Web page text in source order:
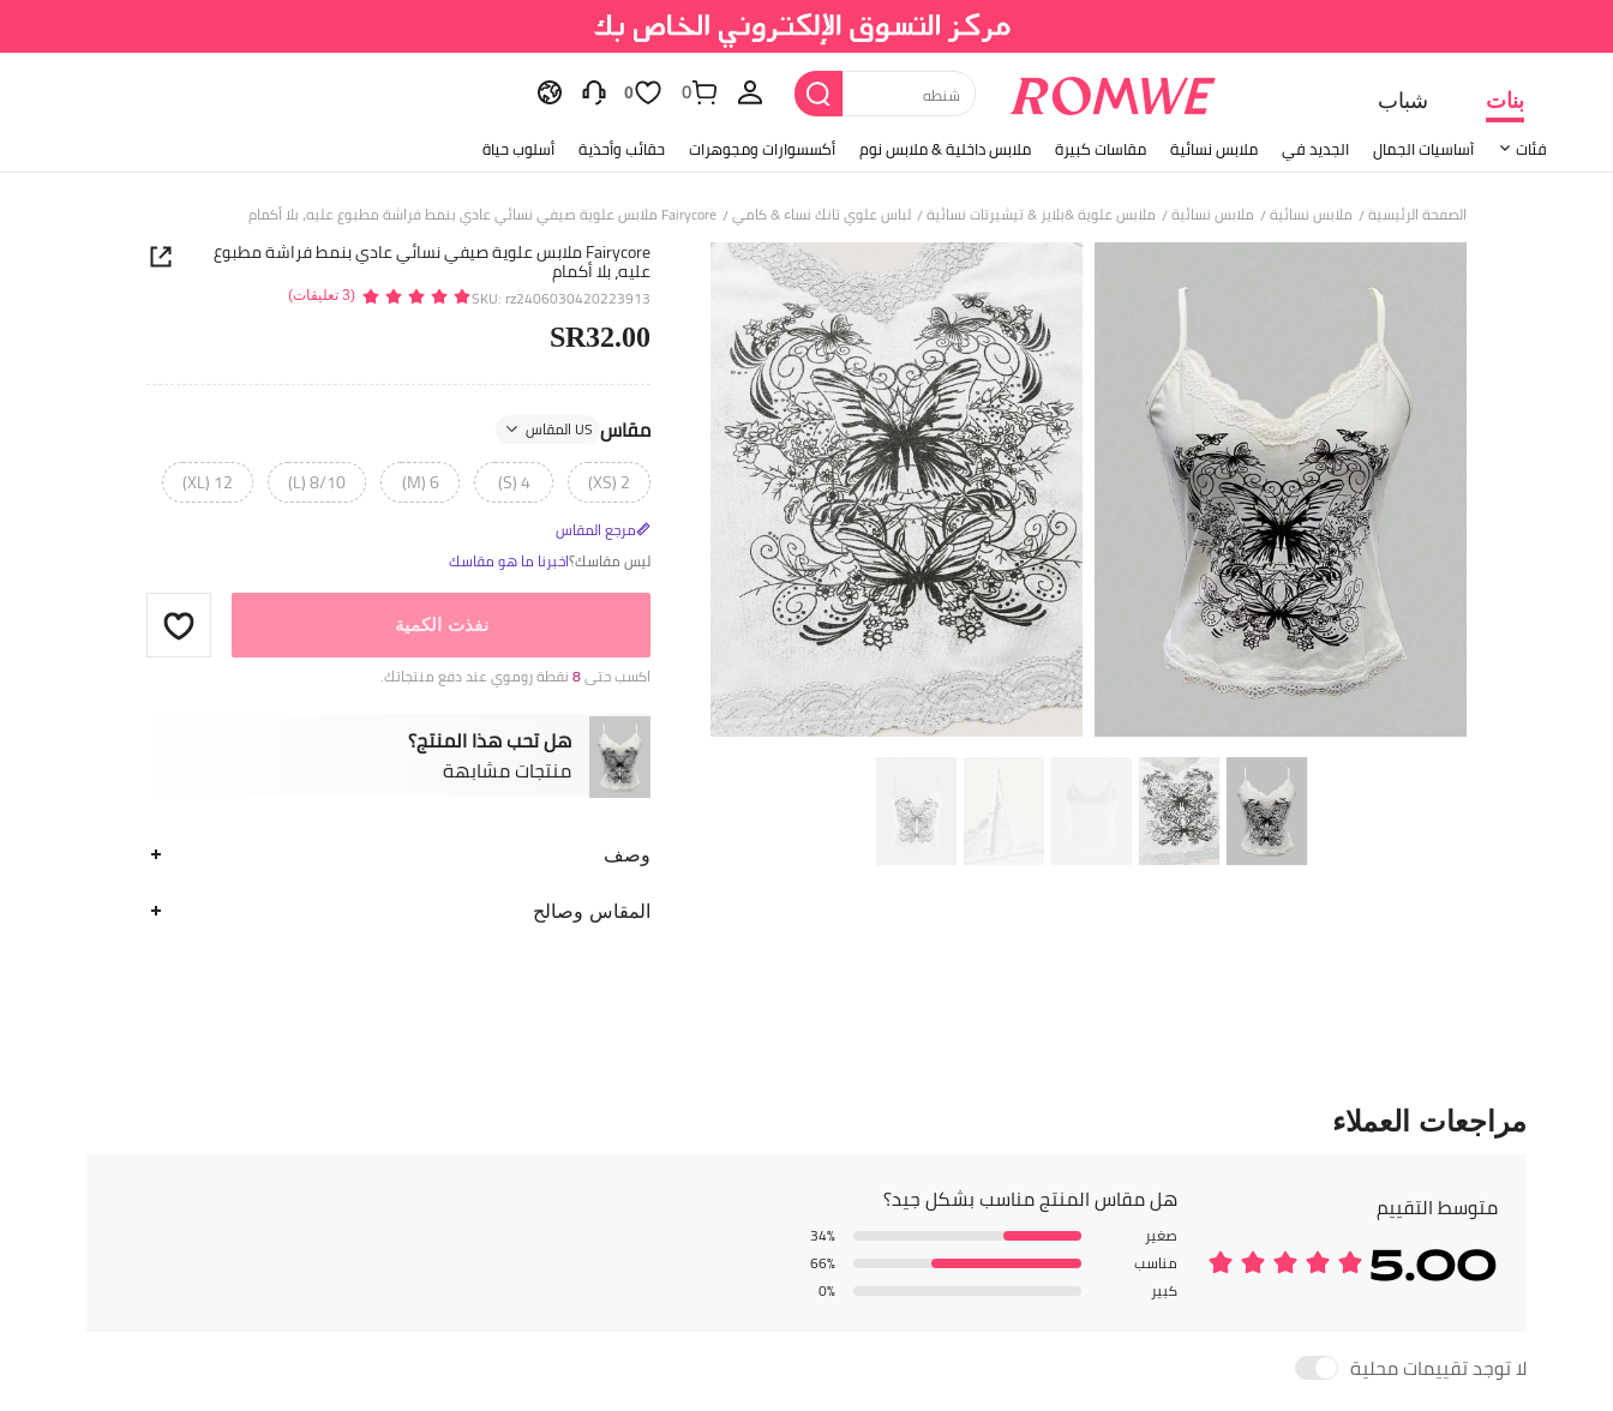
بنات شباب حذاء 0
0
فئات أساسيات الجمال الجديد في ملابس نسائية مقاسات كبيرة ملابس داخلية & ملابس نوم أكسسوارات ومجوهرات حقائب وأحذية أسلوب حياة
الصفحة الرئيسية/ ملابس نسائية/ ملابس نسائية/ ملابس علوية &بلايز & تيشيرتات نسائية/ لباس علوي تانك نساء & كامي/ Fairycore ملابس علوية صيفي نسائي عادي بنمط فراشة مطبوع عليه، بلا أكمام
Fairycore ملابس علوية صيفي نسائي عادي بنمط فراشة مطبوع
عليه، بلا أكمام
SKU: rz2406030420223913 (3 تعليقات)
SR32.00
مقاس US المقاس
2 (XS)
4 (S)
6 (M)
8/10 (L)
12 (XL)
مرجع المقاس
ليس مقاسك؟اخبرنا ما هو مقاسك
نفذت الكمية
اكسب حتى8نقطة روموي عند دفع منتجاتك.
هل تحب هذا المنتج؟
منتجات مشابهة
وصف
المقاس وصالح
مراجعات العملاء
متوسط التقييم
5.00
هل مقاس المنتج مناسب بشكل جيد؟
صغير
34%
مناسب
66%
كبير
0%
لا توجد تقييمات محلية